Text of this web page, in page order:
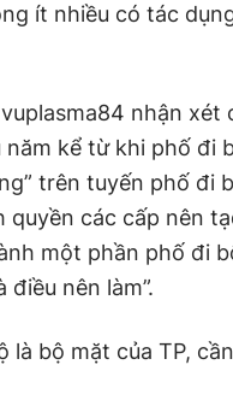
ít nhiều có tác
nhận xét
kể từ khi phố đi
trên tuyến phố đi
quyền các cấp nên
một phần phố đi
điều nên làm”.
là bộ mặt của TP,